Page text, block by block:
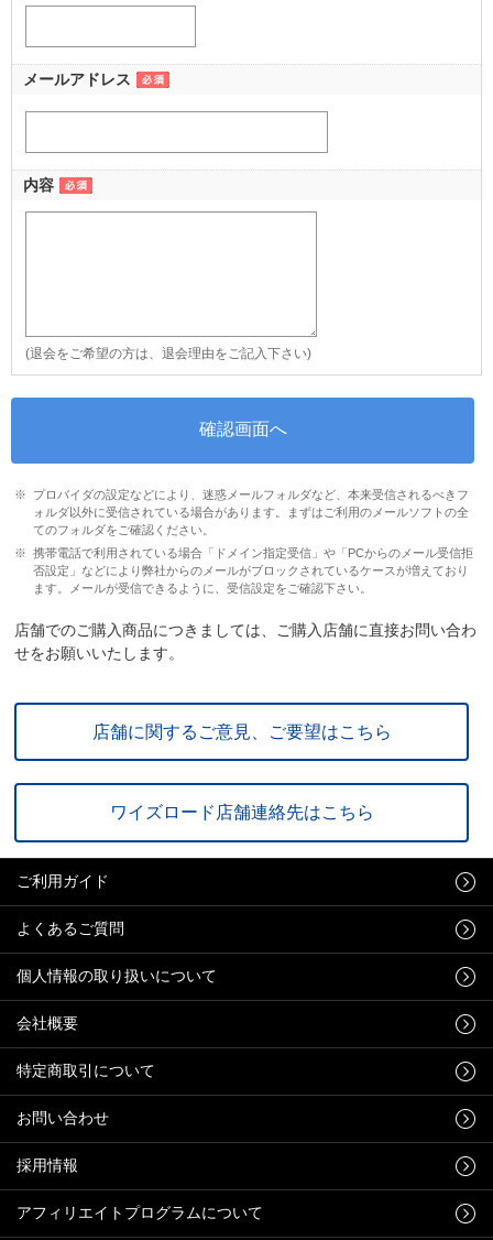
メールアドレス
内容
(退会をご希望の方は、退会理由をご記入下さい)
プロバイダの設定などにより、迷惑メールフォルダなど、本来受信されるべきフ
ォルダ以外に受信されている場合があります。まずはご利用のメールソフトの全
てのフォルダをご確認ください。
携帯電話で利用されている場合「ドメイン指定受信」や「PCからのメール受信拒
否設定」などにより弊社からのメールがブロックされているケースが増えており
ます。メールが受信できるように、受信設定をご確認下さい。
店舗でのご購入商品につきましては、ご購入店舗に直接お問い合わ
せをお願いいたします。
店舗に関するご意見、ご要望はこちら
ワイズロード店舗連絡先はこちら
ご利用ガイド
よくあるご質問
個人情報の取り扱いについて
会社概要
特定商取引について
お問い合わせ
採用情報
アフィリエイトプログラムについて